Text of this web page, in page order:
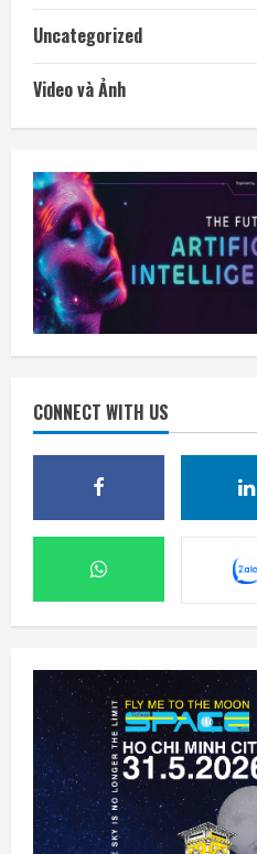
Uncategorized
Video và Ảnh
CONNECT WITH US
2
SpaceX sẽ xúc
sản xuất vệ
9 Tháng 8